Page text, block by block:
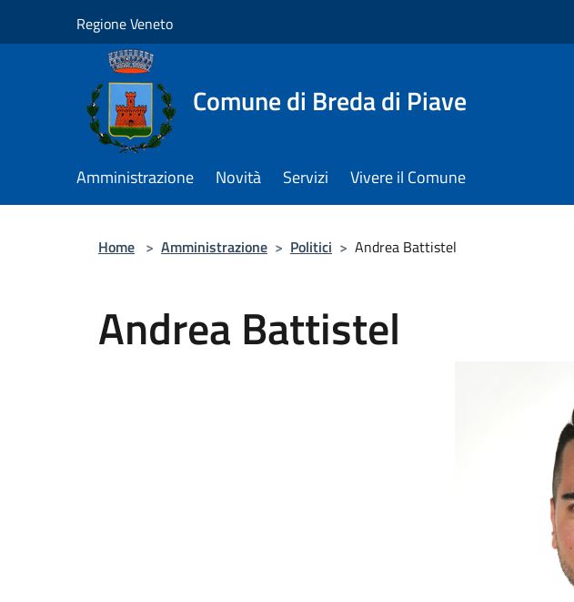
Regione Veneto
Comune di Breda di Piave
Amministrazione Novità Servizi Vivere il Comune
Home > Amministrazione > Politici > Andrea Battistel
Andrea Battistel